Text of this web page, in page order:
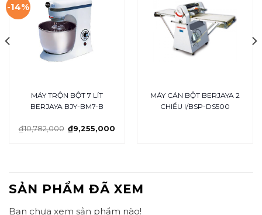
-14%
MÁY TRỘN BỘT 7 LÍT
BERJAYA BJY-BM7-B
₫10,782,000 ₫9,255,000
MÁY CÁN BỘT BERJAYA 2
CHIỀU I/BSP-DS500
SẢN PHẨM ĐÃ XEM
Bạn chưa xem sản phẩm nào!